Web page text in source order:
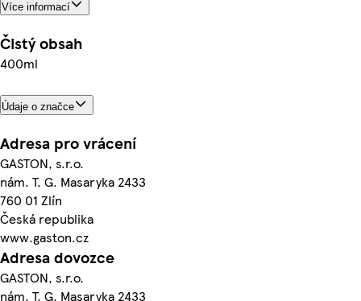
Více informací
Čistý obsah
400ml
Údaje o značce
Adresa pro vrácení
GASTON, s.r.o.
nám. T. G. Masaryka 2433
760 01 Zlín
Česká republika
www.gaston.cz
Adresa dovozce
GASTON, s.r.o.
nám. T. G. Masaryka 2433